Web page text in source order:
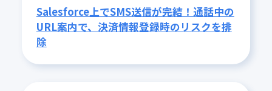
Salesforce上でSMS送信が完結！通話中の
URL案内で、決済情報登録時のリスクを排
除